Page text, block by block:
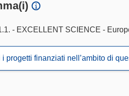
- EXCELLENT SCIENCE -
i progetti finanziati nell’ambito di